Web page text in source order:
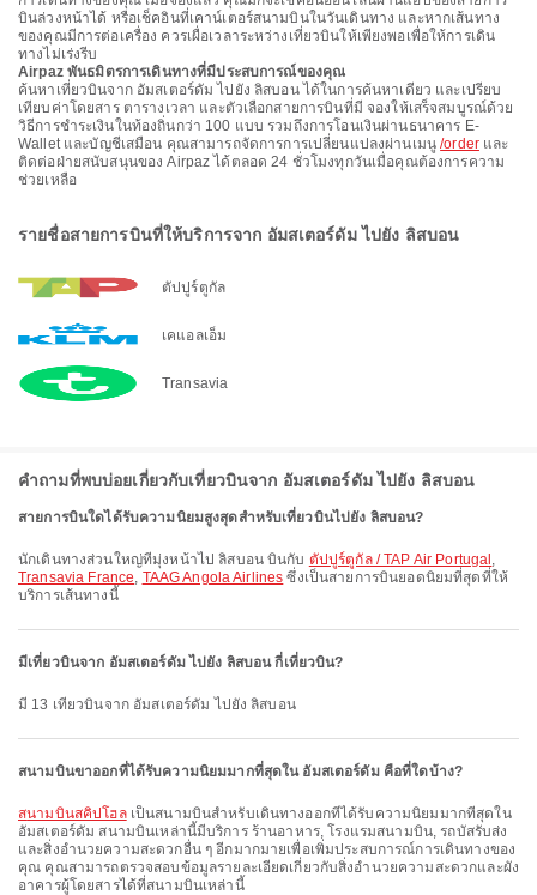
บินล่วงหน้าได้ หรือเช็คอินที่เคาน์เตอร์สนามบินในวันเดินทาง และหากเส้นทาง
ของคุณมีการต่อเครื่อง ควรเผื่อเวลาระหว่างเที่ยวบินให้เพียงพอเพื่อให้การเดิน
ทางไม่เร่งรีบ
Airpaz พันธมิตรการเดินทางที่มีประสบการณ์ของคุณ
ค้นหาเที่ยวบินจาก อัมสเตอร์ดัม ไปยัง ลิสบอน ได้ในการค้นหาเดียว และเปรียบ
เทียบค่าโดยสาร ตารางเวลา และตัวเลือกสายการบินที่มี จองให้เสร็จสมบูรณ์ด้วย
วิธีการชำระเงินในท้องถิ่นกว่า 100 แบบ รวมถึงการโอนเงินผ่านธนาคาร E-
Wallet และบัญชีเสมือน คุณสามารถจัดการการเปลี่ยนแปลงผ่านเมนู/orderและ
ติดต่อฝ่ายสนับสนุนของ Airpaz ได้ตลอด 24 ชั่วโมงทุกวันเมื่อคุณต้องการความ
ช่วยเหลือ
รายชื่อสายการบินที่ให้บริการจาก อัมสเตอร์ดัม ไปยัง ลิสบอน
ตัปปูร์ตูกัล
เคแอลเอ็ม
Transavia
คำถามที่พบบ่อยเกี่ยวกับเที่ยวบินจาก อัมสเตอร์ดัม ไปยัง ลิสบอน
สายการบินใดได้รับความนิยมสูงสุดสำหรับเที่ยวบินไปยัง ลิสบอน?
นักเดินทางส่วนใหญ่ที่มุ่งหน้าไป ลิสบอน บินกับ ตัปปูร์ตูกัล / TAP Air Portugal ,
Transavia France, TAAG Angola Airlines ซึ่งเป็นสายการบินยอดนิยมที่สุดที่ให้
บริการเส้นทางนี้
มีเที่ยวบินจาก อัมสเตอร์ดัม ไปยัง ลิสบอน กี่เที่ยวบิน?
มี 13 เที่ยวบินจาก อัมสเตอร์ดัม ไปยัง ลิสบอน
สนามบินขาออกที่ได้รับความนิยมมากที่สุดใน อัมสเตอร์ดัม คือที่ใดบ้าง?
สนามบินสคิปโฮลเป็นสนามบินสำหรับเดินทางออกที่ได้รับความนิยมมากที่สุดใน
อัมสเตอร์ดัม สนามบินเหล่านี้มีบริการ ร้านอาหาร, โรงแรมสนามบิน, รถบัสรับส่ง
และสิ่งอำนวยความสะดวกอื่น ๆ อีกมากมายเพื่อเพิ่มประสบการณ์การเดินทางของ
คุณ คุณสามารถตรวจสอบข้อมูลรายละเอียดเกี่ยวกับสิ่งอำนวยความสะดวกและผัง
อาคารผู้โดยสารได้ที่สนามบินเหล่านี้